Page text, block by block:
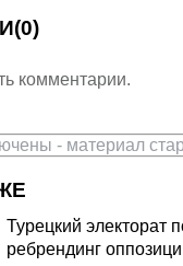
(0)
комментарии.
- материал
Турецкий электорат
ребрендинг